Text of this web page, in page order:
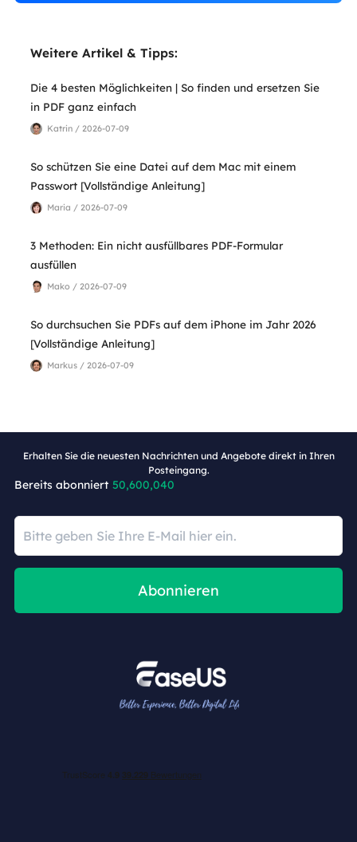
Weitere Artikel & Tipps:
Die 4 besten Möglichkeiten | So finden und ersetzen Sie
in PDF ganz einfach
Katrin / 2026-07-09
So schützen Sie eine Datei auf dem Mac mit einem
Passwort [Vollständige Anleitung]
Maria / 2026-07-09
3 Methoden: Ein nicht ausfüllbares PDF-Formular
ausfüllen
Mako / 2026-07-09
So durchsuchen Sie PDFs auf dem iPhone im Jahr 2026
[Vollständige Anleitung]
Markus / 2026-07-09
Erhalten Sie die neuesten Nachrichten und Angebote direkt in Ihren
Posteingang.
Bereits abonniert 50,600,040
Abonnieren